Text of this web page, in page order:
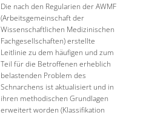
Die nach den Regularien der AWMF
(Arbeitsgemeinschaft der
Wissenschaftlichen Medizinischen
Fachgesellschaften) erstellte
Leitlinie zu dem häufigen und zum
Teil für die Betroffenen erheblich
belastenden Problem des
Schnarchens ist aktualisiert und in
ihren methodischen Grundlagen
erweitert worden (Klassifikation